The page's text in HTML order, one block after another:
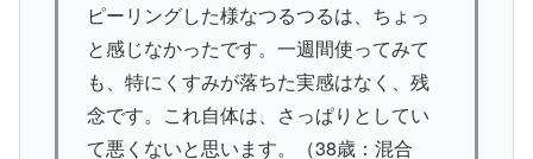
ピーリングした様なつるつるは、ちょっ
と感じなかったです。一週間使ってみて
も、特にくすみが落ちた実感はなく、残
念です。これ自体は、さっぱりとしてい
て悪くないと思います。（38歳：混合